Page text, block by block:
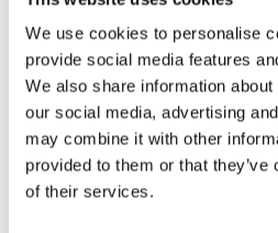
We use cookies to personalise
provide social media features
We also share information
our social media, advertising
may combine it with other
provided to them or that
of their services.
Lägg